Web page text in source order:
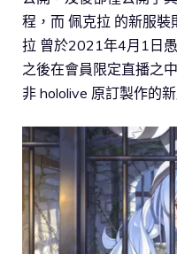
程，而 佩克拉 的新服
拉 曾於2021年4月1日
之後在會員限定直播之
非 hololive 原訂製作的新